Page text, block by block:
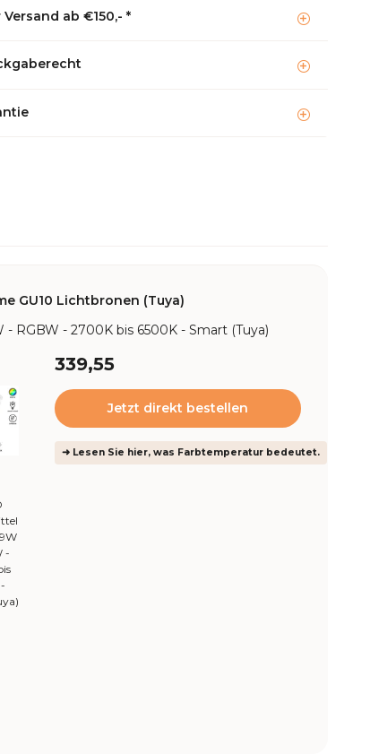
ab €150,- *
GU10 Lichtbronen (Tuya)
RGBW - 2700K bis 6500K - Smart (Tuya)
-
339,55
Jetzt direkt bestellen
➜ Lesen Sie hier, was Farbtemperatur bedeutet.